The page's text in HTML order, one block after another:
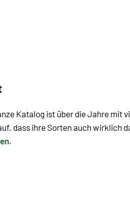
Katalog ist über die Jahre mit
dass ihre Sorten auch wirklich
.